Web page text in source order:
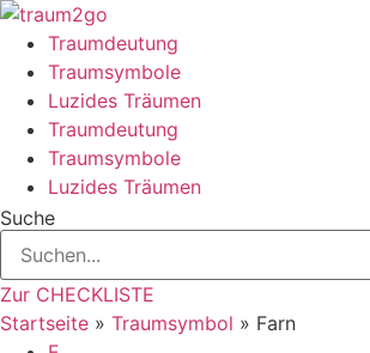
Zum
Inhalt
springen
Traumdeutung
Traumsymbole
Luzides Träumen
Traumdeutung
Traumsymbole
Luzides Träumen
Suche
Zur CHECKLISTE
Startseite » Traumsymbol » Farn